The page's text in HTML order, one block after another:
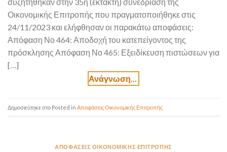
Οικονομικής Επιτροπής που πραγματοποιήθηκε στις
24/11/2023 και ελήφθησαν οι παρακάτω αποφάσεις:
Απόφαση Νο 464: Αποδοχή του κατεπείγοντος της
πρόσκλησης Απόφαση Νο 465: Εξειδίκευση πιστώσεων για
[…]
Posted in Αποφάσεις Οικονομικής Επιτροπής
ΑΠΟΦΆΣΕΙΣ ΟΙΚΟΝΟΜΙΚΉΣ ΕΠΙΤΡΟΠΉΣ